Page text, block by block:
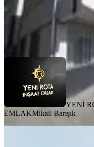
YENİ ROTA İNŞAAT
Ara
YENİ
EMLAKMikail Barışık